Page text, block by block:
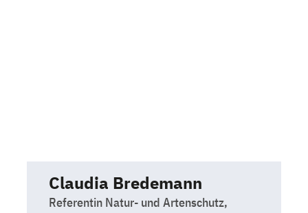
Claudia Bredemann
Referentin Natur- und Artenschutz,